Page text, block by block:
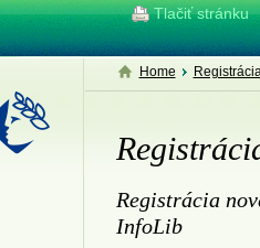
Tlačiť stránku
Home
Registrácia
InfoLib